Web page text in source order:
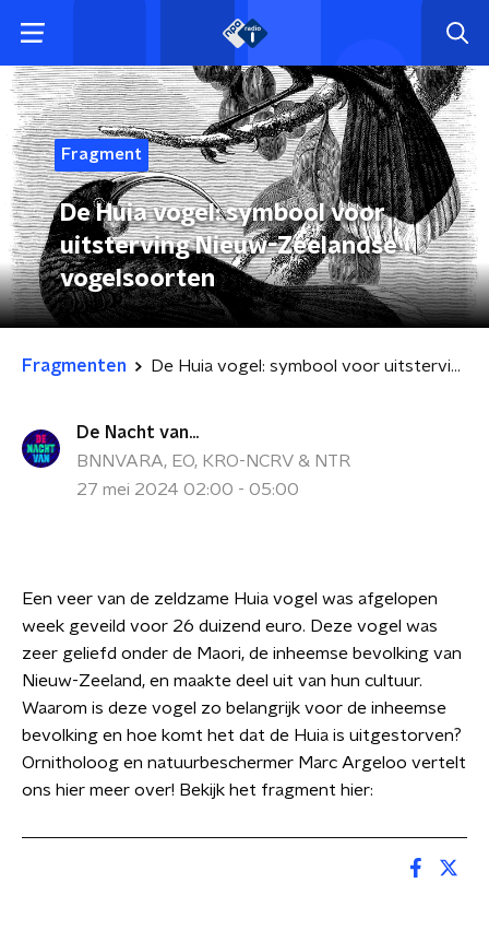
Fragment
De Huia vogel: symbool voor
uitsterving Nieuw-Zeelandse
vogelsoorten
Fragmenten De Huia vogel: symbool voor uitsterving Nieuw-Zeelandse vogelsoorten
De Nacht van...
BNNVARA, EO, KRO-NCRV & NTR
27 mei 2024 02:00 - 05:00
Een veer van de zeldzame Huia vogel was afgelopen
week geveild voor 26 duizend euro. Deze vogel was
zeer geliefd onder de Maori, de inheemse bevolking van
Nieuw-Zeeland, en maakte deel uit van hun cultuur.
Waarom is deze vogel zo belangrijk voor de inheemse
bevolking en hoe komt het dat de Huia is uitgestorven?
Ornitholoog en natuurbeschermer Marc Argeloo vertelt
ons hier meer over! Bekijk het fragment hier: